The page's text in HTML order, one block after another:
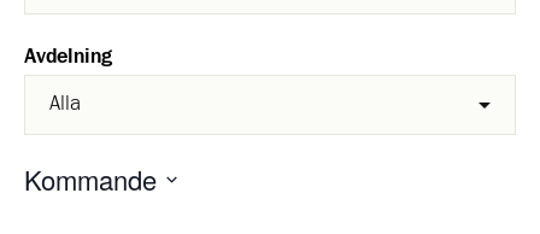
Avdelning
Kommande